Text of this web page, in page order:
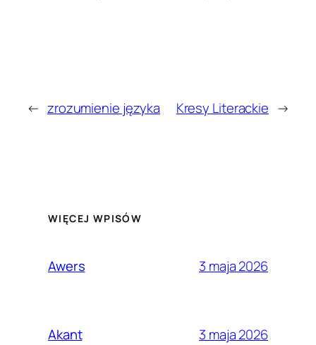
← zrozumienie języka Kresy Literackie →
WIĘCEJ WPISÓW
Awers 3 maja 2026
Akant 3 maja 2026